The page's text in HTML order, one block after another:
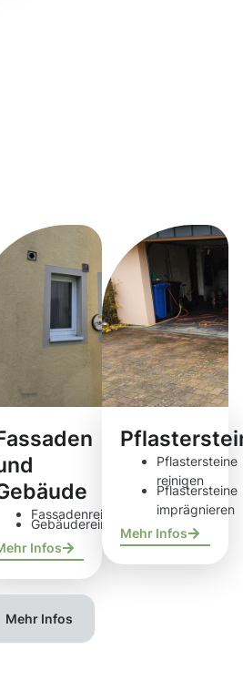
Fassadenreinigung
Gebäudereinigung
Infos
Pflastersteine
reinigen
Pflastersteine
imprägnieren
Mehr Infos
Mehr Infos